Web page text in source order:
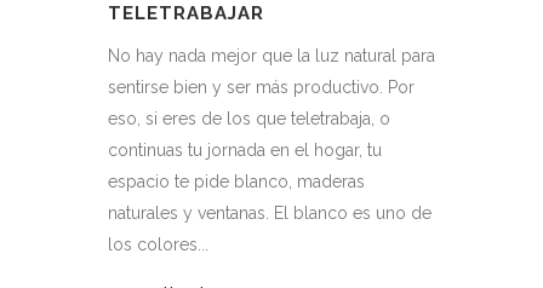
TELETRABAJAR
No hay nada mejor que la luz natural para
sentirse bien y ser más productivo. Por
eso, si eres de los que teletrabaja, o
continuas tu jornada en el hogar, tu
espacio te pide blanco, maderas
naturales y ventanas. El blanco es uno de
los colores...